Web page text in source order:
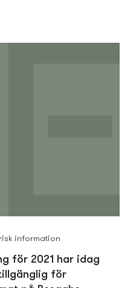
information
för 2021 har idag
för